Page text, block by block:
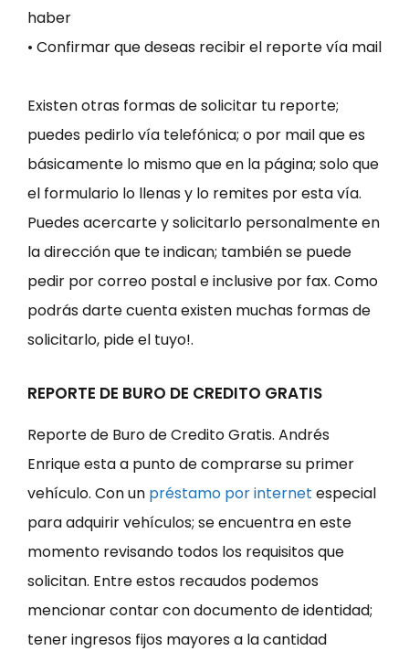
haber
• Confirmar que deseas recibir el reporte vía mail
Existen otras formas de solicitar tu reporte;
puedes pedirlo vía telefónica; o por mail que es
básicamente lo mismo que en la página; solo que
el formulario lo llenas y lo remites por esta vía.
Puedes acercarte y solicitarlo personalmente en
la dirección que te indican; también se puede
pedir por correo postal e inclusive por fax. Como
podrás darte cuenta existen muchas formas de
solicitarlo, pide el tuyo!.
REPORTE DE BURO DE CREDITO GRATIS
Reporte de Buro de Credito Gratis. Andrés
Enrique esta a punto de comprarse su primer
vehículo. Con un préstamo por internet especial
para adquirir vehículos; se encuentra en este
momento revisando todos los requisitos que
solicitan. Entre estos recaudos podemos
mencionar contar con documento de identidad;
tener ingresos fijos mayores a la cantidad